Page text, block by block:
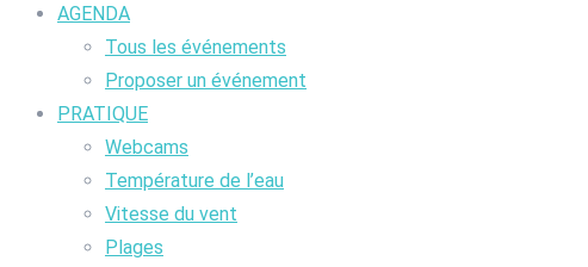
AGENDA
Tous les événements
Proposer un événement
PRATIQUE
Webcams
Température de l’eau
Vitesse du vent
Plages